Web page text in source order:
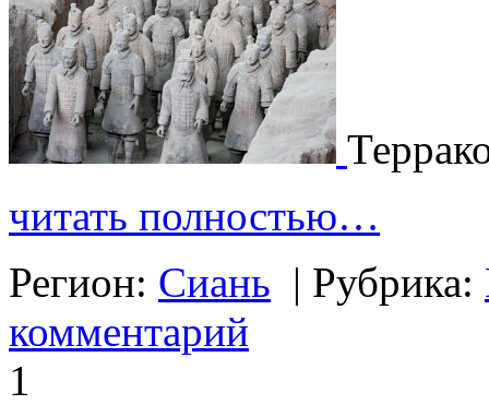
читать полностью…
Регион: Сиань | Рубрика:
комментарий
1